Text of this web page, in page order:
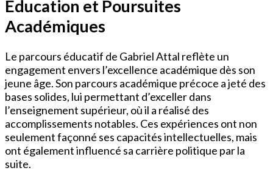
Éducation et Poursuites
Académiques
Le parcours éducatif de Gabriel Attal reflète un
engagement envers l’excellence académique dès son
jeune âge. Son parcours académique précoce a jeté des
bases solides, lui permettant d’exceller dans
l’enseignement supérieur, où il a réalisé des
accomplissements notables. Ces expériences ont non
seulement façonné ses capacités intellectuelles, mais
ont également influencé sa carrière politique par la
suite.